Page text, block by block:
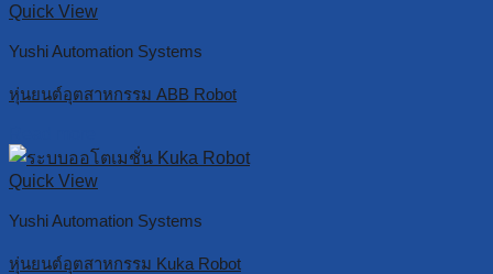
Quick View
Yushi Automation Systems
หุ่นยนต์อุตสาหกรรม ABB Robot
Quick View
Yushi Automation Systems
หุ่นยนต์อุตสาหกรรม Kuka Robot